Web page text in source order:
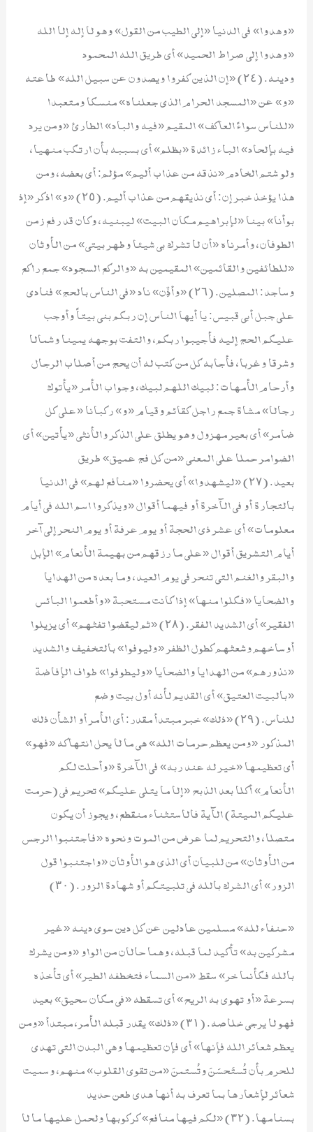
«وهدوا» في الدنيا «إلى الطيب من القول» وهو لا إله إلا الله
«وهدوا إلى صراط الحميد» أي طريق الله المحمود
ودينه. (٢٤) «إن الذين كفروا ويصدون عن سبيل الله» طاعته
«و» عن «المسجد الحرام الذي جعلناه» منسكا ومتعبدا
«للناس سواءً العاكف» المقيم «فيه والباد» الطارئ «ومن يرد
فيه بإلحاد» الباء زائدة «بظلم» أي بسببه بأن ارتكب منهيا،
ولو شتم الخادم «نذقه من عذاب أليم» مؤلم: أي بعضه، ومن
هذا يؤخذ خبر إن: أي نذيقهم من عذاب أليم. (٢٥) «و» اذكر «إذ
بوأنا» بينا «لإبراهيم مكان البيت» ليبنيه، وكان قد رفع زمن
الطوفان، وأمرناه «أن لا تشرك بي شيئا وطهر بيتي» من الأوثان
«للطائفين والقائمين» المقيمين به «والركع السجود» جمع راكع
وساجد: المصلين. (٢٦) «وأذِّن» ناد «في الناس بالحج» فنادى
على جبل أبي قبيس: يا أيها الناس إن ربكم بنى بيتاً وأوجب
عليكم الحج إليه فأجيبوا ربكم، والتفت بوجهه يمينا وشمالا
وشرقا وغربا، فأجابه كل من كتب له أن يحج من أصلاب الرجال
وأرحام الأمهات: لبيك اللهم لبيك، وجواب الأمر «يأتوك
رجالا» مشاة جمع راجل كقائم وقيام «و» ركبانا «على كل
ضامر» أي بعير مهزول وهو يطلق على الذكر والأنثى «يأتين» أي
الضوامر حملا على المعنى «من كل فج عميق» طريق
بعيد. (٢٧) «ليشهدوا» أي يحضروا «منافع لهم» في الدنيا
بالتجارة أو في الآخرة أو فيهما أقوال «ويذكروا اسم الله في أيام
معلومات» أي عشر ذي الحجة أو يوم عرفة أو يوم النحر إلى آخر
أيام التشريق أقوال «على ما رزقهم من بهيمة الأنعام» الإبل
والبقر والغنم التي تنحر في يوم العيد، وما بعده من الهدايا
والضحايا «فكلوا منها» إذا كانت مستحبة «وأطعموا البائس
الفقير» أي الشديد الفقر. (٢٨) «ثم ليقضوا تفثهم» أي يزيلوا
أوساخهم وشعثهم كطول الظفر «وليوفوا» بالتخفيف والشديد
«نذورهم» من الهدايا والضحايا «وليطوفوا» طواف الإفاضة
«بالبيت العتيق» أي القديم لأنه أول بيت وضع
للناس. (٢٩) «ذلك» خبر مبتدأ مقدر: أي الأمر أو الشأن ذلك
المذكور «ومن يعظم حرمات الله» هي ما لا يحل انتهاكه «فهو»
أي تعظيمها «خير له عند ربه» في الآخرة «وأحلت لكم
الأنعام» أكلا بعد الذبح «إلا ما يتلى عليكم» تحريم في (حرمت
عليكم الميتة) الآية فالاستثناء منقطع، ويجوز أن يكون
متصلا، والتحريم لما عرض من الموت ونحوه «فاجتنبوا الرجس
من الأوثان» من للبيان أي الذي هو الأوثان «واجتنبوا قول
الزور» أي الشرك بالله في تلبيتكم أو شهادة الزور. (٣٠)
«حنفاء لله» مسلمين عادلين عن كل دين سوى دينه «غير
مشركين به» تأكيد لما قبله، وهما حالان من الواو «ومن يشرك
بالله فكأنما خر» سقط «من السماء فتخطفه الطير» أي تأخذه
بسرعة «أو تهوي به الريح» أي تسقطه «في مكان سحيق» بعيد
فهو لا يرجى خلاصه. (٣١) «ذلك» يقدر قبله الأمر، مبتدأ «ومن
يعظم شعائر الله فإنها» أي فإن تعظيمها وهي البدن التي تهدى
للحرم بأن تُستَحسَنَ وتُستمنَ «من تقوى القلوب» منهم، وسميت
شعائر لإشعارها بما تعرف به أنها هدي طعن حديد
بسنامها. (٣٢) «لكم فيها منافع» كركوبها ولحمل عليها ما لا